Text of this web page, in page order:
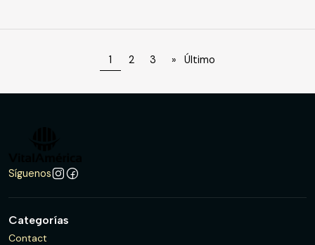
1 2 3 » Último
Síguenos
Categorías
Contact